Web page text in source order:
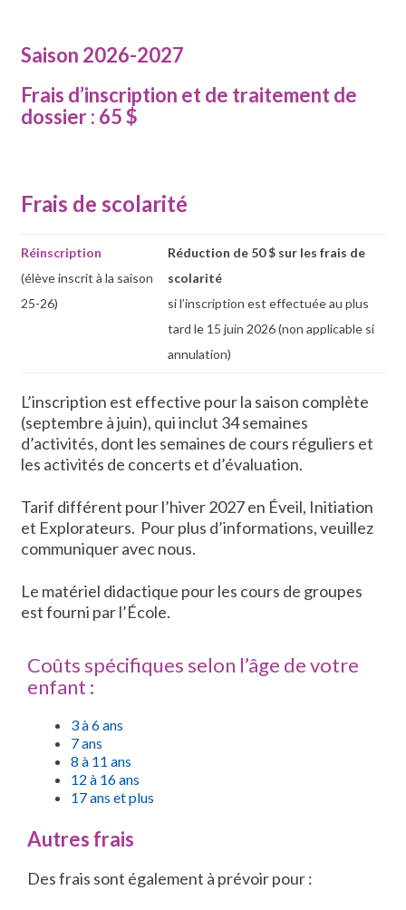
Saison 2026-2027
Frais d’inscription et de traitement de
dossier : 65 $
Frais de scolarité
Réinscription
(élève inscrit à la saison
25-26)
Réduction de 50 $ sur les frais de
scolarité
si l’inscription est effectuée au plus
tard le 15 juin 2026 (non applicable si
annulation)
L’inscription est effective pour la saison complète
(septembre à juin), qui inclut 34 semaines
d’activités, dont les semaines de cours réguliers et
les activités de concerts et d’évaluation.
Tarif différent pour l’hiver 2027 en Éveil, Initiation
et Explorateurs. Pour plus d’informations, veuillez
communiquer avec nous.
Le matériel didactique pour les cours de groupes
est fourni par l’École.
Coûts spécifiques selon l’âge de votre
enfant :
3 à 6 ans
7 ans
8 à 11 ans
12 à 16 ans
17 ans et plus
Autres frais
Des frais sont également à prévoir pour :